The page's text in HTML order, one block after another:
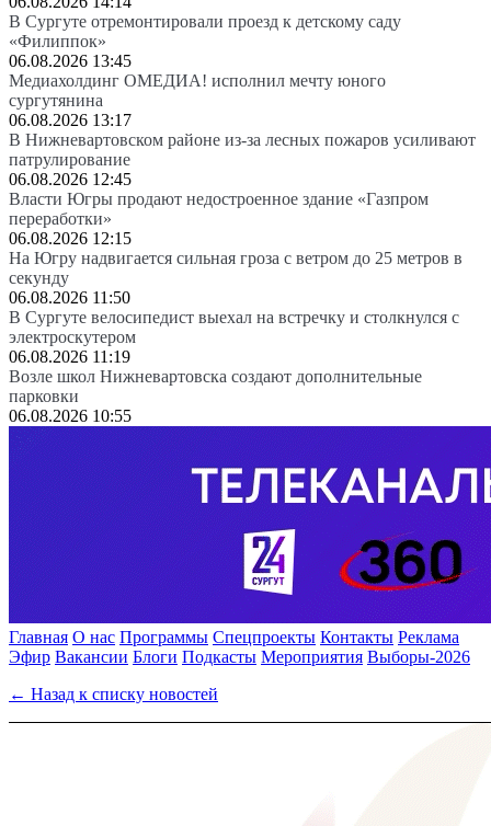
В Сургуте отремонтировали проезд к детскому саду
«Филиппок»
06.08.2026 13:45
Медиахолдинг ОМЕДИА! исполнил мечту юного
сургутянина
06.08.2026 13:17
В Нижневартовском районе из-за лесных пожаров усиливают
патрулирование
06.08.2026 12:45
Власти Югры продают недостроенное здание «Газпром
переработки»
06.08.2026 12:15
На Югру надвигается сильная гроза с ветром до 25 метров в
секунду
06.08.2026 11:50
В Сургуте велосипедист выехал на встречку и столкнулся с
электроскутером
06.08.2026 11:19
Возле школ Нижневартовска создают дополнительные
парковки
06.08.2026 10:55
Главная О нас Программы Спецпроекты Контакты Реклама
Эфир Вакансии Блоги Подкасты Мероприятия Выборы-2026
← Назад к списку новостей